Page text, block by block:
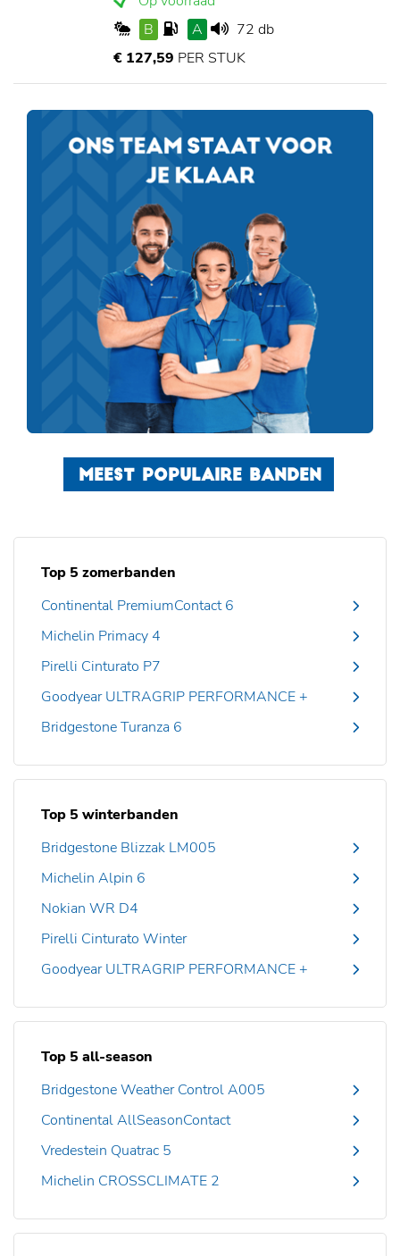
B
A
72 db
€ 127,59 PER STUK
MEEST POPULAIRE BANDEN
Top 5 zomerbanden
Continental PremiumContact 6
Michelin Primacy 4
Pirelli Cinturato P7
Goodyear ULTRAGRIP PERFORMANCE +
Bridgestone Turanza 6
Top 5 winterbanden
Bridgestone Blizzak LM005
Michelin Alpin 6
Nokian WR D4
Pirelli Cinturato Winter
Goodyear ULTRAGRIP PERFORMANCE +
Top 5 all-season
Bridgestone Weather Control A005
Continental AllSeasonContact
Vredestein Quatrac 5
Michelin CROSSCLIMATE 2